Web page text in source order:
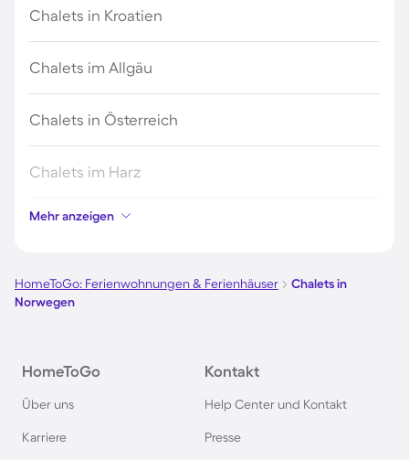
Chalets in Kroatien
Chalets im Allgäu
Chalets in Österreich
Chalets im Harz
Chalets im Schwarzwald
Chalets in Schweden
Chalets in Holland
Chalets im Bayerischen Wald
Mehr anzeigen
HomeToGo: Ferienwohnungen & Ferienhäuser
Chalets in
Norwegen
HomeToGo
Über uns
Karriere
Kontakt
Help Center und Kontakt
Presse